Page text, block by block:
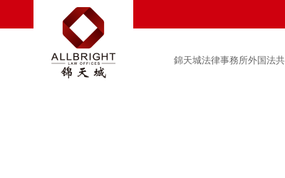
錦天城法律事務所外国法